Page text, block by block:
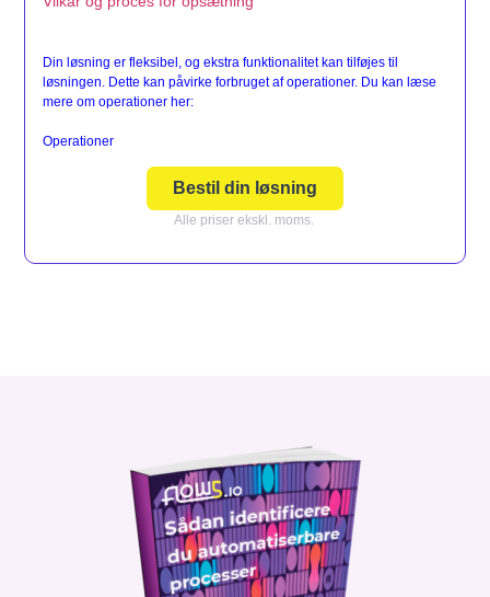
Din løsning er fleksibel, og ekstra funktionalitet kan tilføjes til
løsningen. Dette kan påvirke forbruget af operationer. Du kan læse
mere om operationer her:
Operationer
Bestil din løsning
Alle priser ekskl. moms.